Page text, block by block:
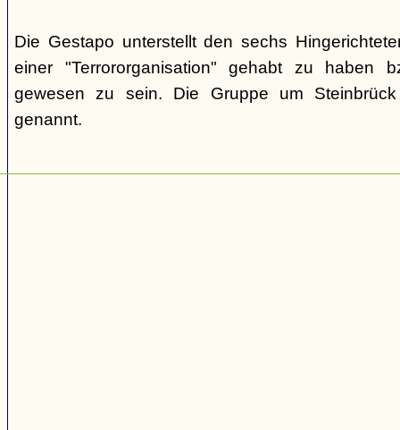
Die Gestapo unterstellt den sechs
einer "Terrororganisation" gehabt zu haben
gewesen zu sein. Die Gruppe um
genannt.